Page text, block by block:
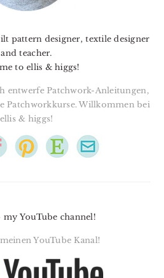
pattern designer, textile designer
and teacher.
to ellis & higgs!
entwerfe Patchwork-Anleitungen,
Patchworkkurse. Willkommen bei
ellis & higgs!
YouTube channel!
YouTube Kanal!